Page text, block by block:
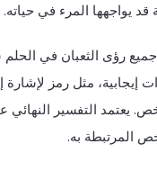
يواجهها المرء في حياته.
رؤى الثعبان في الحلم
إيجابية، مثل رمز لإشارة
يعتمد التفسير النهائي
المرتبطة به.